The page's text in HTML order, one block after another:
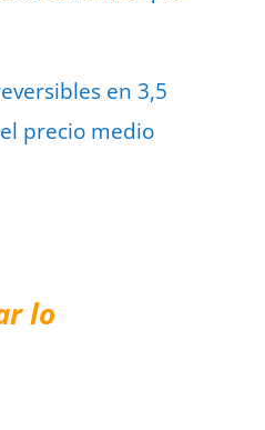
en 3,5
precio medio
lo